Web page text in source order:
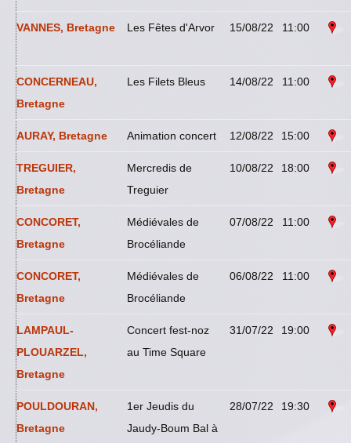
VANNES, Bretagne Les Fêtes d'Arvor 15/08/22 11:00
CONCERNEAU,
Bretagne
Les Filets Bleus 14/08/22 11:00
AURAY, Bretagne Animation concert 12/08/22 15:00
TREGUIER,
Bretagne
Mercredis de
Treguier
10/08/22 18:00
CONCORET,
Bretagne
Médiévales de
Brocéliande
07/08/22 11:00
CONCORET,
Bretagne
Médiévales de
Brocéliande
06/08/22 11:00
LAMPAUL-
PLOUARZEL,
Bretagne
Concert fest-noz
au Time Square
31/07/22 19:00
POULDOURAN,
Bretagne
1er Jeudis du
Jaudy-Boum Bal à
28/07/22 19:30